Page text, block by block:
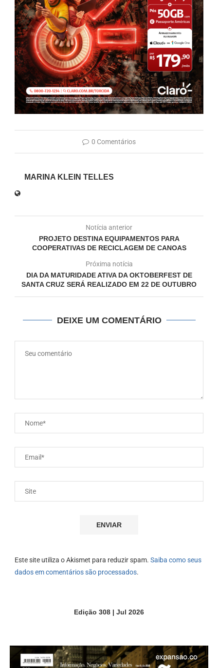
0 Comentários
MARINA KLEIN TELLES
Notícia anterior
PROJETO DESTINA EQUIPAMENTOS PARA
COOPERATIVAS DE RECICLAGEM DE CANOAS
Próxima notícia
DIA DA MATURIDADE ATIVA DA OKTOBERFEST DE
SANTA CRUZ SERÁ REALIZADO EM 22 DE OUTUBRO
DEIXE UM COMENTÁRIO
Este site utiliza o Akismet para reduzir spam. Saiba como seus
dados em comentários são processados.
Edição 308 | Jul 2026